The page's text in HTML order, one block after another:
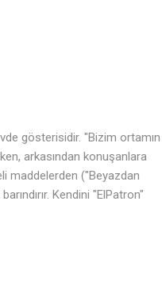
gösterisidir. "Bizim ortamın
arkasından konuşanlara
maddelerden ("Beyazdan
Kendini "ElPatron"